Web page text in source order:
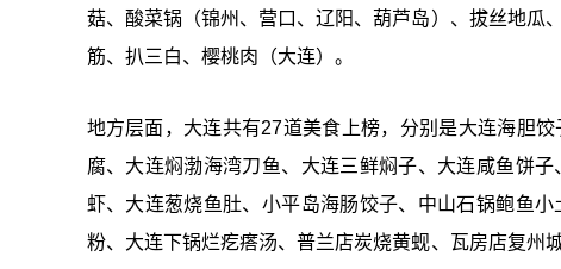
菇、酸菜锅（锦州、营口、辽阳、葫芦岛）、拔丝地瓜
筋、扒三白、樱桃肉（大连）。
地方层面，大连共有27道美食上榜，分别是大连海胆
腐、大连焖渤海湾刀鱼、大连三鲜焖子、大连咸鱼饼
虾、大连葱烧鱼肚、小平岛海肠饺子、中山石锅鲍鱼
粉、大连下锅烂疙瘩汤、普兰店炭烧黄蚬、瓦房店复州